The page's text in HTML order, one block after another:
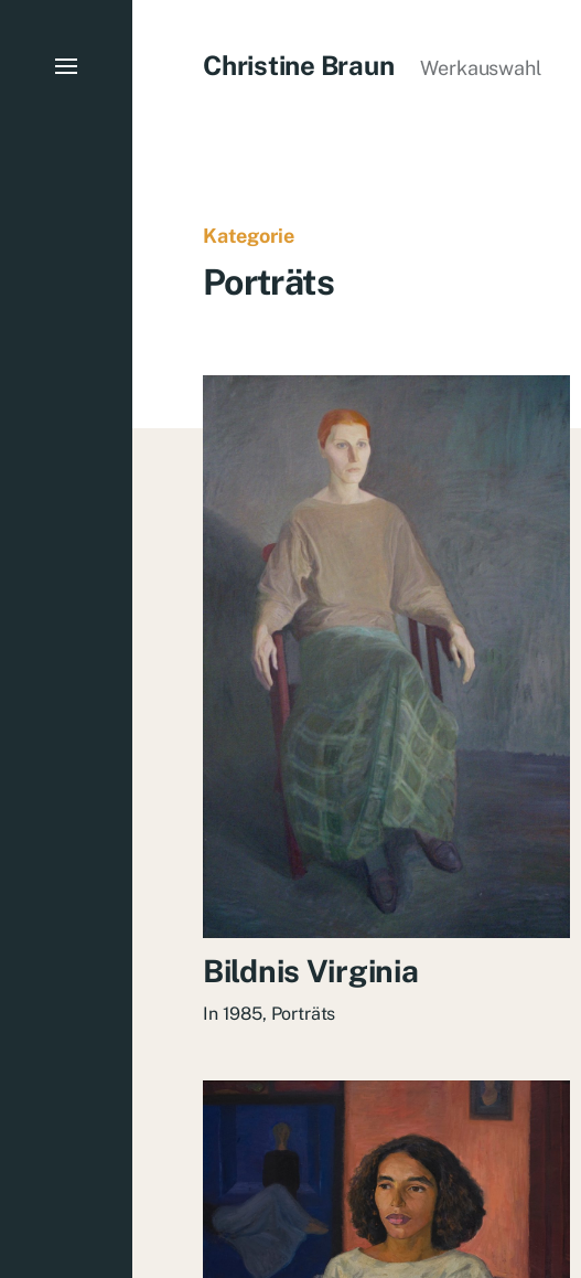
Christine Braun Werkauswahl
Kategorie
Porträts
Bildnis Virginia
In 1985, Porträts